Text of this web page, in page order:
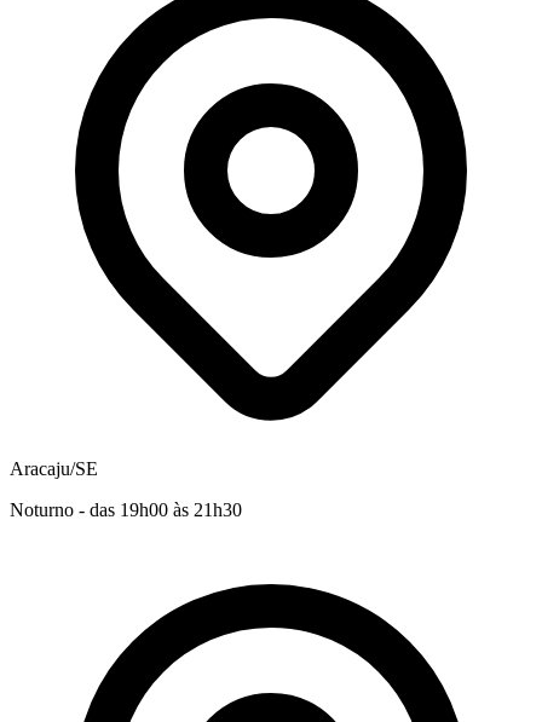
Aracaju/SE
Noturno - das 19h00 às 21h30